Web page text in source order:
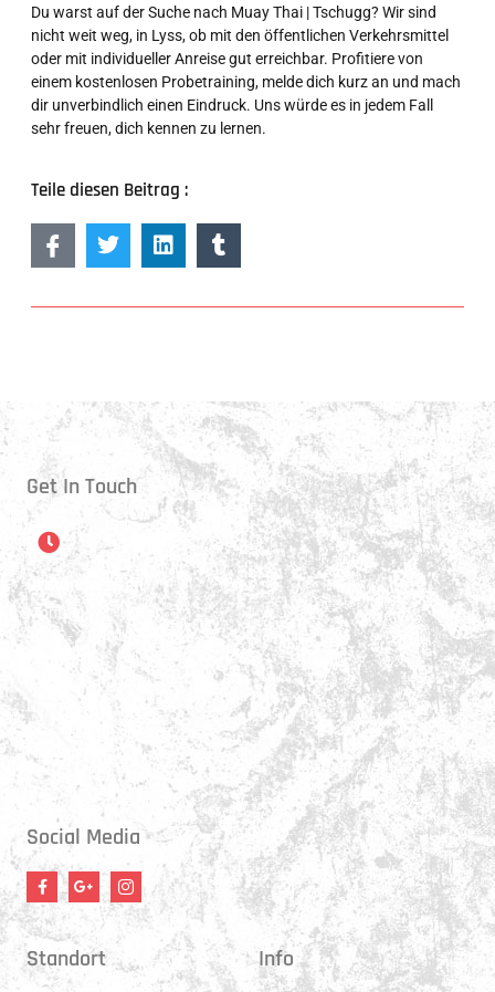
Du warst auf der Suche nach Muay Thai | Tschugg? Wir sind
nicht weit weg, in Lyss, ob mit den öffentlichen Verkehrsmittel
oder mit individueller Anreise gut erreichbar. Profitiere von
einem kostenlosen Probetraining, melde dich kurz an und mach
dir unverbindlich einen Eindruck. Uns würde es in jedem Fall
sehr freuen, dich kennen zu lernen.
Teile diesen Beitrag :
Get In Touch
Öffnungszeiten
Montag:
17:15 - 21:00 Uhr
Mittwoch:
17:30 - 21:00 Uhr
Donnerstag:
17:15 - 18:45 Uhr
17:30 - 21:00 Uhr
Social Media
Standort Info